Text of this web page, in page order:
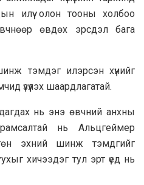
илүү олон тооны холбоо
өвдөх эрсдэл бага
тэмдэг илэрсэн хүнийг
үзүүлэх шаардлагатай.
нь энэ өвчний анхны
нь Альцгеймер
эхний шинж тэмдгийг
хичээдэг тул эрт үед нь